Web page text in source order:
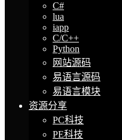
C#
lua
iapp
C/C++
Python
网站源码
易语言源码
易语言模块
资源分享
PC科技
PE科技